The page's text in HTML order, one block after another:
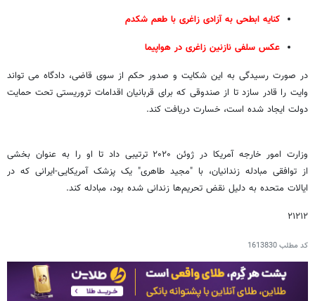
کنایه ابطحی به آزادی زاغری با طعم شکدم
عکس سلفی نازنین زاغری در هواپیما
در صورت رسیدگی به این شکایت و صدور حکم از سوی قاضی، دادگاه می تواند
وایت را قادر ‌سازد تا از صندوقی که برای قربانیان اقدامات تروریستی تحت حمایت
دولت ایجاد شده است، خسارت دریافت کند.
وزارت امور خارجه آمریکا در ژوئن ۲۰۲۰ ترتیبی داد تا او را به عنوان بخشی
از توافقی مبادله زندانیان، با "مجید طاهری" یک پزشک آمریکایی-ایرانی که در
ایالات متحده به دلیل نقض تحریم‌ها زندانی شده بود، مبادله کند.
۲۱۲۱۲
کد مطلب1613830